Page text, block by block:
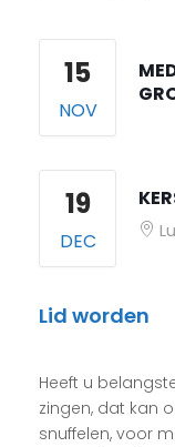
15
NOV
19
DEC
Lid worden
Heeft u
zingen, dat kan
snuffelen, voor